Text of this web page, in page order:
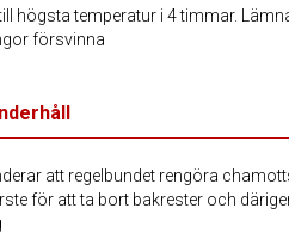
högsta temperatur i 4 timmar.
försvinna
att regelbundet rengöra
för att ta bort bakrester och